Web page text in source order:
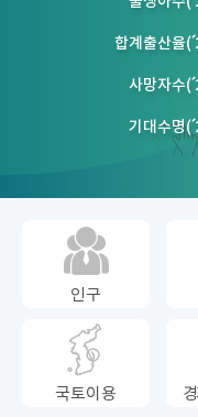
합계출산율(´
사망자수(´
기대수명(´
인구
국토이용